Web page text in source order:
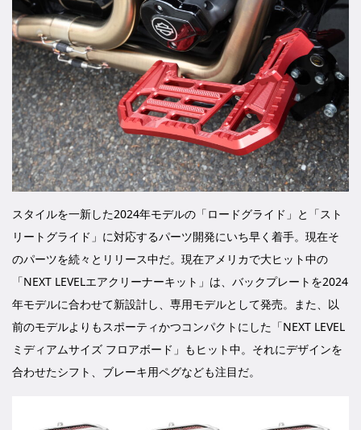
スタイルを一新した2024年モデルの「ロードグライド」と「スト
リートグライド」に対応するパーツ開発にいち早く着手。現在そ
のパーツを続々とリリース中だ。現在アメリカで大ヒット中の
「NEXT LEVELエアクリーナーキット」は、バックプレートを2024
年モデルに合わせて新設計し、専用モデルとして発売。また、以
前のモデルよりもスポーティかつコンパクトにした「NEXT LEVEL
ミディアムサイズ フロアボード」もヒット中。それにデザインを
合わせたシフト、ブレーキ用ペグなども注目だ。